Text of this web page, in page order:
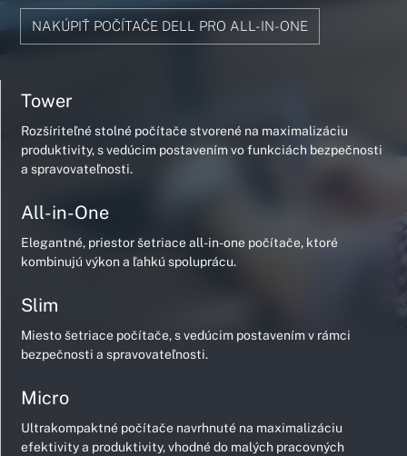
NAKÚPIŤ POČÍTAČE DELL PRO ALL-IN-ONE
Tower
Rozšíriteľné stolné počítače stvorené na maximalizáciu
produktivity, s vedúcim postavením vo funkciách bezpečnosti
a spravovateľnosti.
All-in-One
Elegantné, priestor šetriace all-in-one počítače, ktoré
kombinujú výkon a ľahkú spoluprácu.
Slim
Miesto šetriace počítače, s vedúcim postavením v rámci
bezpečnosti a spravovateľnosti.
Micro
Ultrakompaktné počítače navrhnuté na maximalizáciu
efektivity a produktivity, vhodné do malých pracovných